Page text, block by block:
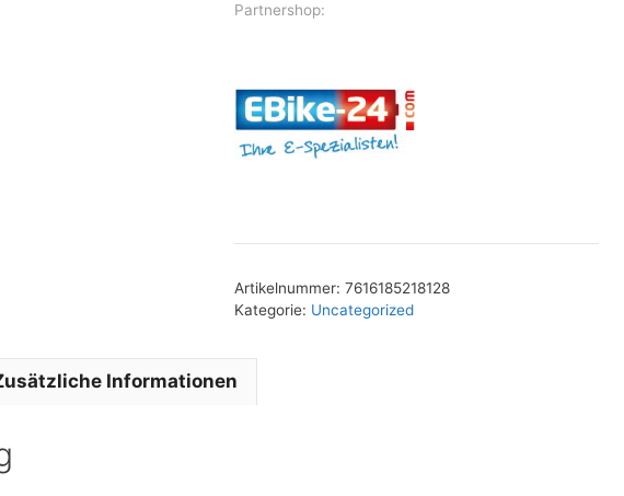
Partnershop:
Artikelnummer: 7616185218128
Kategorie: Uncategorized
Informationen